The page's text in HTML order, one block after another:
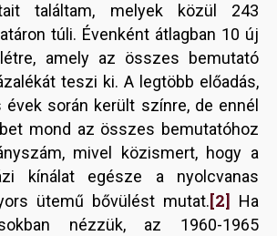
találtam, melyek közül 243
túli. Évenként átlagban 10 új
amely az összes bemutató
teszi ki. A legtöbb előadás,
évek során került színre, de ennél
mond az összes bemutatóhoz
mivel közismert, hogy a
kínálat egésze a nyolcvanas
ütemű bővülést mutat.[2] Ha
nézzük, az 1960-1965